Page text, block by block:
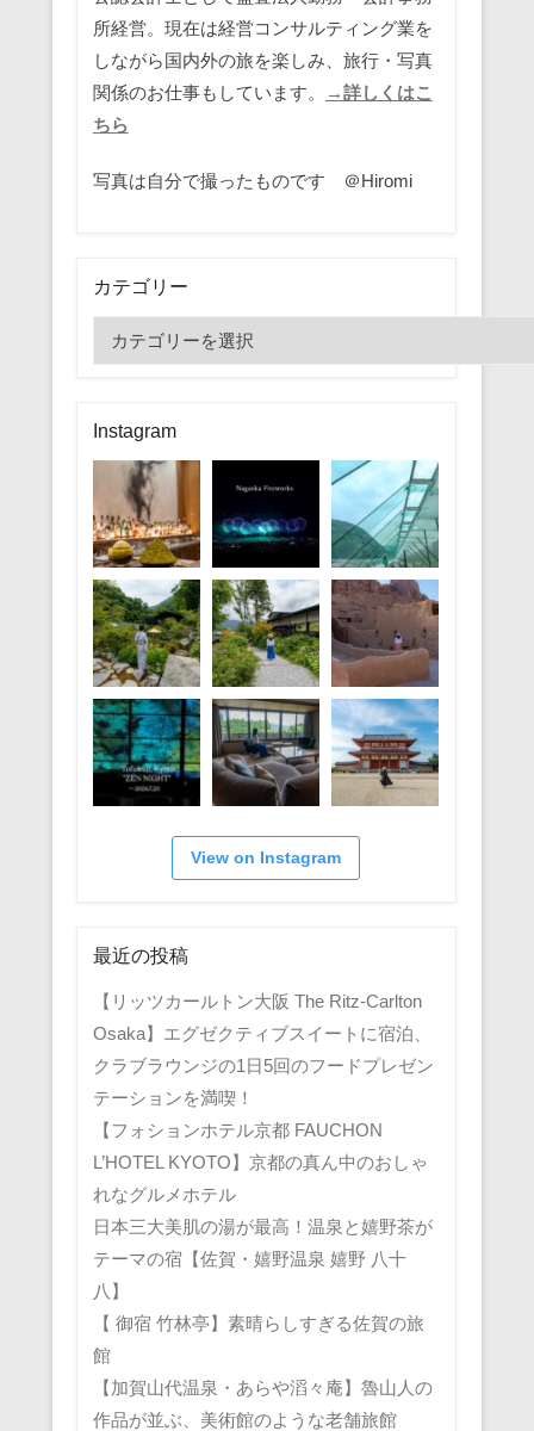
所経営。現在は経営コンサルティング業を
しながら国内外の旅を楽しみ、旅行・写真
関係のお仕事もしています。
→詳しくはこ
ちら
写真は自分で撮ったものです ＠Hiromi
カテゴリー
テ
リ
ー
Instagram
View on Instagram
最近の投稿
【リッツカールトン大阪 The Ritz-Carlton
Osaka】エグゼクティブスイートに宿泊、
クラブラウンジの1日5回のフードプレゼン
テーションを満喫！
【フォションホテル京都 FAUCHON
L’HOTEL KYOTO】京都の真ん中のおしゃ
れなグルメホテル
日本三大美肌の湯が最高！温泉と嬉野茶が
テーマの宿【佐賀・嬉野温泉 嬉野 八十
八】
【 御宿 竹林亭】素晴らしすぎる佐賀の旅
館
【加賀山代温泉・あらや滔々庵】魯山人の
作品が並ぶ、美術館のような老舗旅館